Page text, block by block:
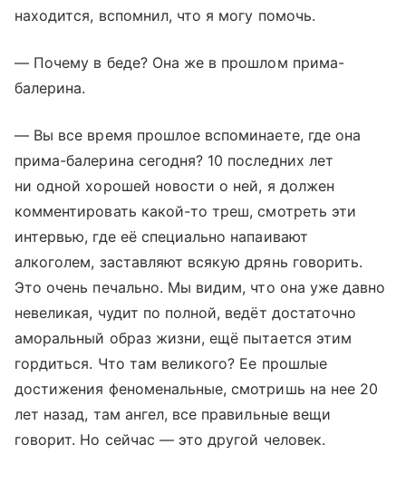
находится, вспомнил, что я могу помочь.
— Почему в беде? Она же в прошлом прима-
балерина.
— Вы все время прошлое вспоминаете, где она
прима-балерина сегодня? 10 последних лет
ни одной хорошей новости о ней, я должен
комментировать какой-то треш, смотреть эти
интервью, где её специально напаивают
алкоголем, заставляют всякую дрянь говорить.
Это очень печально. Мы видим, что она уже давно
невеликая, чудит по полной, ведёт достаточно
аморальный образ жизни, ещё пытается этим
гордиться. Что там великого? Ее прошлые
достижения феноменальные, смотришь на нее 20
лет назад, там ангел, все правильные вещи
говорит. Но сейчас — это другой человек.